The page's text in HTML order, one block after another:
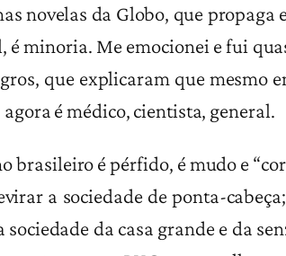
novelas da Globo, que
é minoria. Me emocionei e fui
que explicaram que mesmo
é médico, cientista, general.
brasileiro é pérfido, é mudo e
a sociedade de ponta-
sociedade da casa grande e da